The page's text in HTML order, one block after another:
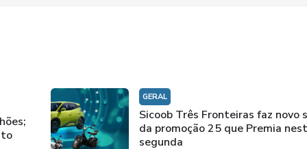
GERAL
Sicoob Três Fronteiras faz novo
da promoção 25 que Premia
segunda